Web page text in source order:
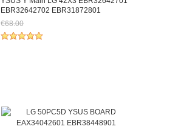
EBR32642702 EBR31872801
EBR31872
€68.00
Jetzt nur noch €63.24